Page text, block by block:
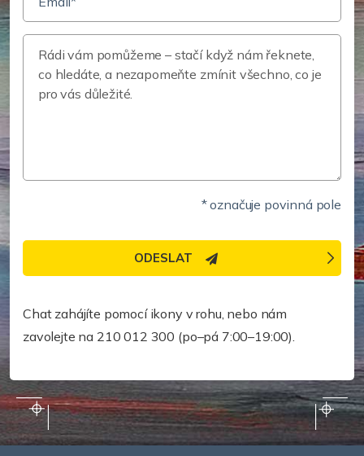
* označuje povinná pole
Chat zahájíte pomocí ikony v rohu, nebo nám
zavolejte na 210 012 300 (po–pá 7:00–19:00).
ODESLAT